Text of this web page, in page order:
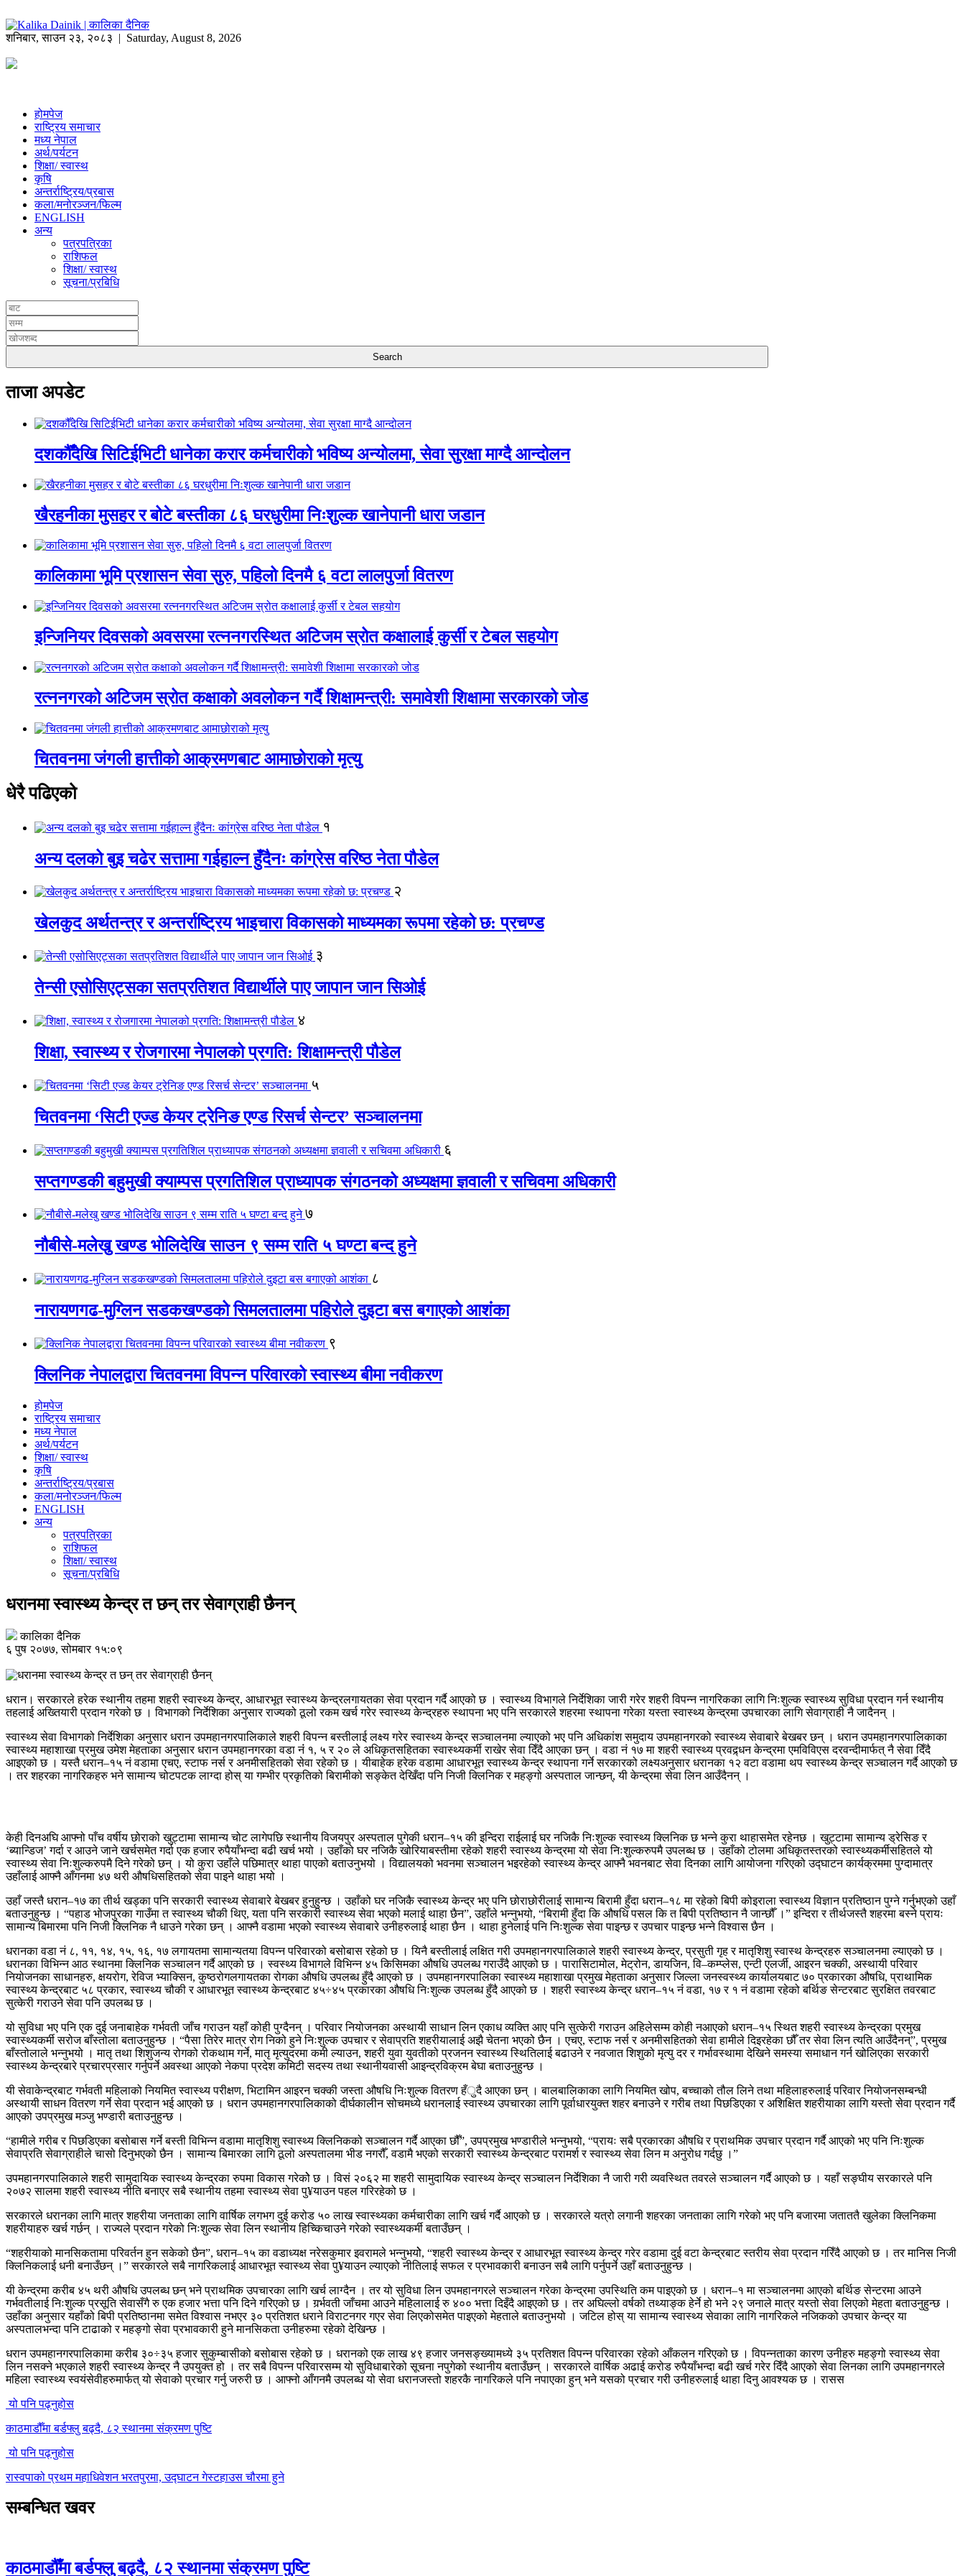
शनिबार,साउन २३, २०८३ | Saturday, August 8, 2026
होमपेज
राष्ट्रिय समाचार
मध्य नेपाल
अर्थ/पर्यटन
शिक्षा/ स्वास्थ
कृषि
अन्तर्राष्ट्रिय/प्रबास
कला/मनोरञ्जन/फिल्म
ENGLISH
अन्य
पत्रपत्रिका
राशिफल
शिक्षा/ स्वास्थ
सूचना/प्रबिधि
ताजा अपडेट
दशकौँदेखि सिटिईभिटी धानेका करार कर्मचारीको भविष्य अन्योलमा, सेवा सुरक्षा माग्दै आन्दोलन
खैरहनीका मुसहर र बोटे बस्तीका ८६ घरधुरीमा निःशुल्क खानेपानी धारा जडान
कालिकामा भूमि प्रशासन सेवा सुरु, पहिलो दिनमै ६ वटा लालपुर्जा वितरण
इन्जिनियर दिवसको अवसरमा रत्ननगरस्थित अटिजम स्रोत कक्षालाई कुर्सी र टेबल सहयोग
रत्ननगरको अटिजम स्रोत कक्षाको अवलोकन गर्दै शिक्षामन्त्री: समावेशी शिक्षामा सरकारको जोड
चितवनमा जंगली हात्तीको आक्रमणबाट आमाछोराको मृत्यु
धेरै पढिएको
१
अन्य दलको बुइ चढेर सत्तामा गईहाल्न हुँदैनः कांग्रेस वरिष्ठ नेता पौडेल
२
खेलकुद अर्थतन्त्र र अन्तर्राष्ट्रिय भाइचारा विकासको माध्यमका रूपमा रहेको छ: प्रचण्ड
३
तेन्सी एसोसिएट्सका सतप्रतिशत विद्यार्थीले पाए जापान जान सिओई
४
शिक्षा, स्वास्थ्य र रोजगारमा नेपालको प्रगति: शिक्षामन्त्री पौडेल
५
चितवनमा ‘सिटी एज्ड केयर ट्रेनिङ एण्ड रिसर्च सेन्टर’ सञ्चालनमा
६
सप्तगण्डकी बहुमुखी क्याम्पस प्रगतिशिल प्राध्यापक संगठनको अध्यक्षमा ज्ञवाली र सचिवमा अधिकारी
७
नौबीसे-मलेखु खण्ड भोलिदेखि साउन ९ सम्म राति ५ घण्टा बन्द हुने
८
नारायणगढ-मुग्लिन सडकखण्डको सिमलतालमा पहिरोले दुइटा बस बगाएको आशंका
९
क्लिनिक नेपालद्वारा चितवनमा विपन्न परिवारको स्वास्थ्य बीमा नवीकरण
होमपेज
राष्ट्रिय समाचार
मध्य नेपाल
अर्थ/पर्यटन
शिक्षा/ स्वास्थ
कृषि
अन्तर्राष्ट्रिय/प्रबास
कला/मनोरञ्जन/फिल्म
ENGLISH
अन्य
पत्रपत्रिका
राशिफल
शिक्षा/ स्वास्थ
सूचना/प्रबिधि
धरानमा स्वास्थ्य केन्द्र त छन् तर सेवाग्राही छैनन्
कालिका दैनिक
६ पुष २०७७, सोमबार १५:०९
धरान। सरकारले हरेक स्थानीय तहमा शहरी स्वास्थ्य केन्द्र, आधारभूत स्वास्थ्य केन्द्रलगायतका सेवा प्रदान गर्दै आएको छ । स्वास्थ्य विभागले निर्देशिका जारी गरेर शहरी विपन्न नागरिकका लागि निःशुल्क स्वास्थ्य सुविधा प्रदान गर्न स्थानीय
तहलाई अख्तियारी प्रदान गरेको छ । विभागको निर्देशिका अनुसार राज्यको ठूलो रकम खर्च गरेर स्वास्थ्य केन्द्रहरु स्थापना भए पनि सरकारले शहरमा स्थापना गरेका यस्ता स्वास्थ्य केन्द्रमा उपचारका लागि सेवाग्राही नै जादैनन् ।
स्वास्थ्य सेवा विभागको निर्देशिका अनुसार धरान उपमहानगरपालिकाले शहरी विपन्न बस्तीलाई लक्ष्य गरेर स्वास्थ्य केन्द्र सञ्चालनमा ल्याएको भए पनि अधिकांश समुदाय उपमहानगरको स्वास्थ्य सेवाबारे बेखबर छन् । धरान उपमहानगरपालिकाका
स्वास्थ्य महाशाखा प्रमुख उमेश मेहताका अनुसार धरान उपमहानगरका वडा नंं १, ५ र २० ले अधिकृतसहितका स्वास्थ्यकर्मी राखेर सेवा दिँदै आएका छन् । वडा नं १७ मा शहरी स्वास्थ्य प्रवद्र्धन केन्द्रमा एमविविएस दरवन्दीमार्फत् नै सेवा दिँदै
आइएको छ । यस्तै धरान–१५ नं वडामा एचए, स्टाफ नर्स र अनमीसहितको सेवा रहेको छ । यीबाहेक हरेक वडामा आधारभूत स्वास्थ्य केन्द्र स्थापना गर्ने सरकारको लक्ष्यअनुसार धरानका १२ वटा वडामा थप स्वास्थ्य केन्द्र सञ्चालन गर्दै आएको छ
। तर शहरका नागरिकहरु भने सामान्य चोटपटक लाग्दा होस् या गम्भीर प्रकृतिको बिरामीको सङ्केत देखिँदा पनि निजी क्लिनिक र महङ्गो अस्पताल जान्छन्, यी केन्द्रमा सेवा लिन आउँदैनन् ।
केही दिनअघि आफ्नो पाँच वर्षीय छोराको खुट्टामा सामान्य चोट लागेपछि स्थानीय विजयपुर अस्पताल पुगेकी धरान–१५ की इन्दिरा राईलाई घर नजिकै निःशुल्क स्वास्थ्य क्लिनिक छ भन्ने कुरा थाहासमेत रहेनछ । खुट्टामा सामान्य ड्रेसिङ र
‘ब्यान्डिज’ गर्दा र आउने जाने खर्चसमेत गर्दा एक हजार रुपैयाँभन्दा बढी खर्च भयो । उहाँको घर नजिकै खोरियाबस्तीमा रहेको शहरी स्वास्थ्य केन्द्रमा यो सेवा निःशुल्करुपमै उपलब्ध छ । उहाँको टोलमा अधिकृतस्तरको स्वास्थ्यकर्मीसहितले यो
स्वास्थ्य सेवा निःशुल्करुपमै दिने गरेको छन् । यो कुरा उहाँले पछिमात्र थाहा पाएको बताउनुभयो । विद्यालयको भवनमा सञ्चालन भइरहेको स्वास्थ्य केन्द्र आफ्नै भवनबाट सेवा दिनका लागि आयोजना गरिएको उद्घाटन कार्यक्रममा पुग्दामात्र
उहाँलाई आफ्नै आँगनमा ४७ थरी औषधिसहितको सेवा पाइने थाहा भयो ।
उहाँ जस्तै धरान–१७ का तीर्थ खड्का पनि सरकारी स्वास्थ्य सेवाबारे बेखबर हुनुहुन्छ । उहाँको घर नजिकै स्वास्थ्य केन्द्र भए पनि छोराछोरीलाई सामान्य बिरामी हुँदा धरान–१८ मा रहेको बिपी कोइराला स्वास्थ्य विज्ञान प्रतिष्ठान पुग्ने गर्नुभएको उहाँ
बताउनुहुन्छ । “पहाड भोजपुरका गाउँमा त स्वास्थ्य चौकी थिए, यता पनि सरकारी स्वास्थ्य सेवा भएको मलाई थाहा छैन”, उहाँले भन्नुभयो, “बिरामी हुँदा कि औषधि पसल कि त बिपी प्रतिष्ठान नै जान्छौँ ।” इन्दिरा र तीर्थजस्तै शहरमा बस्ने प्रायः
सामान्य बिमारमा पनि निजी क्लिनिक नै धाउने गरेका छन् । आफ्नै वडामा भएको स्वास्थ्य सेवाबारे उनीहरुलाई थाहा छैन । थाहा हुनेलाई पनि निःशुल्क सेवा पाइन्छ र उपचार पाइन्छ भन्ने विश्वास छैन ।
धरानका वडा नं ८, ११, १४, १५, १६, १७ लगायतमा सामान्यतया विपन्न परिवारको बसोबास रहेको छ । यिनै बस्तीलाई लक्षित गरी उपमहानगरपालिकाले शहरी स्वास्थ्य केन्द्र, प्रसुती गृह र मातृशिशु स्वास्थ केन्द्रहरु सञ्चालनमा ल्याएको छ ।
धरानका विभिन्न आठ स्थानमा क्लिनिक सञ्चालन गर्दै आएको छ । स्वस्थ्य विभागले विभिन्न ४५ किसिमका औषधि उपलब्ध गराउँदै आएको छ । पारासिटामोल, मेट्रोन, डायजिन, वि–कम्प्लेस, एन्टी एलर्जी, आइरन चक्की, अस्थायी परिवार
नियोजनका साधानहरु, क्षयरोग, रेविज भ्याक्सिन, कुष्ठरोगलगायतका रोगका औषधि उपलब्ध हुँदै आएको छ । उपमहानगरपालिका स्वास्थ्य महाशाखा प्रमुख मेहताका अनुसार जिल्ला जनस्वस्थ्य कार्यालयबाट ७० प्रकारका औषधि, प्राथामिक
स्वास्थ्य केन्द्रबाट ५८ प्रकार, स्वास्थ्य चौकी र आधारभूत स्वास्थ्य केन्द्रबाट ४५÷४५ प्रकारका औषधि निःशुल्क उपलब्ध हुँदै आएको छ । शहरी स्वास्थ्य केन्द्र धरान–१५ नंं वडा, १७ र १ नं वडामा रहेको बर्थिङ सेन्टरबाट सुरक्षित तवरबाट
सुत्केरी गराउने सेवा पनि उपलब्ध छ ।
यो सुविधा भए पनि एक दुई जनाबाहेक गर्भवती जाँच गराउन यहाँ कोही पुग्दैनन् । परिवार नियोजनका अस्थायी साधान लिन एकाध व्यक्ति आए पनि सुत्केरी गराउन अहिलेसम्म कोही नआएको धरान–१५ स्थित शहरी स्वास्थ्य केन्द्रका प्रमुख
स्वास्थ्यकर्मी सरोज बाँस्तोला बताउनुहुन्छ । “पैसा तिरेर मात्र रोग निको हुने निःशुल्क उपचार र सेवाप्रति शहरीयालाई अझै चेतना भएको छैन । एचए, स्टाफ नर्स र अनमीसहितको सेवा हामीले दिइरहेका छौँ तर सेवा लिन त्यति आउँदैनन्”, प्रमुख
बाँस्तोलाले भन्नुभयो । मातृ तथा शिशुजन्य रोगको रोकथाम गर्ने, मातृ मृत्युदरमा कमी ल्याउन, शहरी युवा युवतीको प्रजनन स्वास्थ्य स्थितिलाई बढाउने र नवजात शिशुको मृत्यु दर र गर्भावस्थामा देखिने समस्या समाधान गर्न खोलिएका सरकारी
स्वास्थ्य केन्द्रबारे प्रचारप्रसार गर्नुपर्ने अवस्था आएको नेकपा प्रदेश कमिटी सदस्य तथा स्थानीयवासी आइन्द्रविक्रम बेघा बताउनुहुन्छ ।
यी सेवाकेन्द्रबाट गर्भवती महिलाको नियमित स्वास्थ्य परीक्षण, भिटामिन आइरन चक्की जस्ता औषधि निःशुल्क वितरण हँुदै आएका छन् । बालबालिकाका लागि नियमित खोप, बच्चाको तौल लिने तथा महिलाहरुलाई परिवार नियोजनसम्बन्धी
अस्थायी साधन वितरण गर्ने सेवा प्रदान भई आएको छ । धरान उपमहानगरपालिकाको दीर्घकालीन सोचमध्ये धरानलाई स्वास्थ्य उपचारका लागि पूर्वाधारयुक्त शहर बनाउने र गरीब तथा पिछडिएका र अशिक्षित शहरीयाका लागि यस्तो सेवा प्रदान गर्दै
आएको उपप्रमुख मञ्जु भण्डारी बताउनुहुन्छ ।
“हामीले गरीब र पिछडिएका बसोबास गर्ने बस्ती विभिन्न वडामा मातृशिशु स्वास्थ्य क्लिनिकको सञ्चालन गर्दै आएका छौँ”, उपप्रमुख भण्डारीले भन्नुभयो, “प्रायः सबै प्रकारका औषधि र प्राथमिक उपचार प्रदान गर्दै आएको भए पनि निःशुल्क
सेवाप्रति सेवाग्राहीले चासो दिनुभएको छैन । सामान्य बिमारका लागि ठूलो अस्पतालमा भीड नगरौँ, वडामै भएको सरकारी स्वास्थ्य केन्द्रबाट परामर्श र स्वास्थ्य सेवा लिन म अनुरोध गर्दछु ।”
उपमहानगरपालिकाले शहरी सामुदायिक स्वास्थ्य केन्द्रका रुपमा विकास गरेकोे छ । विसं २०६२ मा शहरी सामुदायिक स्वास्थ्य केन्द्र सञ्चालन निर्देशिका नै जारी गरी व्यवस्थित तवरले सञ्चालन गर्दै आएको छ । यहाँ सङ्घीय सरकारले पनि
२०७२ सालमा शहरी स्वास्थ्य नीति बनाएर सबै स्थानीय तहमा स्वास्थ्य सेवा पु¥याउन पहल गरिरहेको छ ।
सरकारले धरानका लागि मात्र शहरीया जनताका लागि वार्षिक लगभग दुई करोड ५० लाख स्वास्थ्यका कर्मचारीका लागि खर्च गर्दै आएको छ । सरकारले यत्रो लगानी शहरका जनताका लागि गरेको भए पनि बजारमा जताततै खुलेका क्लिनिकमा
शहरीयाहरु खर्च गर्छन् । राज्यले प्रदान गरेको निःशुल्क सेवा लिन स्थानीय हिच्किचाउने गरेको स्वास्थ्यकर्मी बताउँछन् ।
“शहरीयाको मानसिकतामा परिवर्तन हुन सकेको छैन”, धरान–१५ का वडाध्यक्ष नरेसकुमार इवरामले भन्नुभयोे, “शहरी स्वास्थ्य केन्द्र र आधारभूत स्वास्थ्य केन्द्र गरेर वडामा दुई वटा केन्द्रबाट स्तरीय सेवा प्रदान गरिँदै आएको छ । तर मानिस निजी
क्लिनिकलाई धनी बनाउँछन् ।” सरकारले सबै नागरिकलाई आधारभूत स्वास्थ्य सेवा पु¥याउन ल्याएको नीतिलाई सफल र प्रभावकारी बनाउन सबै लागि पर्नुपर्ने उहाँ बताउनुहुन्छ ।
यी केन्द्रमा करीब ४५ थरी औषधि उपलब्ध छन् भने प्राथमिक उपचारका लागि खर्च लाग्दैन । तर यो सुविधा लिन उपमहानगरले सञ्चालन गरेका केन्द्रमा उपस्थिति कम पाइएको छ । धरान–१ मा सञ्चालनमा आएको बर्थिङ सेन्टरमा आउने
गर्भवतीलाई निःशुल्क प्रसूति सेवासँगै रु एक हजार भत्ता पनि दिने गरिएको छ । गर्र्भवती जाँचमा आउने महिलालाई रु ४०० भत्ता दिइँदै आइएको छ । तर अघिल्लो वर्षको तथ्याङ्क हेर्ने हो भने २९ जनाले मात्र यस्तो सेवा लिएको मेहता बताउनुहुन्छ ।
उहाँका अनुसार यहाँको बिपी प्रतिष्ठानमा समेत विश्वास नभएर ३० प्रतिशत धराने विराटनगर गएर सेवा लिएकोसमेत पाइएको मेहताले बताउनुभयो । जटिल होस् या सामान्य स्वास्थ्य सेवाका लागि नागरिकले नजिकको उपचार केन्द्र या
अस्पतालभन्दा पनि टाढाको र महङ्गो सेवा प्रभावकारी हुने मानसिकता उनीहरुमा रहेको देखिन्छ ।
धरान उपमहानगरपालिकामा करीब ३०÷३५ हजार सुकुम्बासीको बसोबास रहेको छ । धरानको एक लाख ४९ हजार जनसङ्ख्यामध्ये ३५ प्रतिशत विपन्न परिवारका रहेको आँकलन गरिएको छ । विपन्नताका कारण उनीहरु महङ्गो स्वास्थ्य सेवा
लिन नसक्ने भएकाले शहरी स्वास्थ्य केन्द्र नै उपयुक्त हो । तर सबै विपन्न परिवारसम्म यो सुविधाबारेको सूचना नपुगेको स्थानीय बताउँछन् । सरकारले वार्षिक अढाई करोड रुपैयाँभन्दा बढी खर्च गरेर दिँदै आएको सेवा लिनका लागि उपमहानगरले
महिला स्वास्थ्य स्वयंसेवीहरुमार्फत् यो सेवाको प्रचार गर्नु जरुरी छ । आफ्नो आँगनमै उपलब्ध यो सेवा धरानजस्तो शहरकै नागरिकले पनि नपाएका हुन् भने यसको प्रचार गरी उनीहरुलाई थाहा दिनु आवश्यक छ । रासस
यो पनि पढ्नुहोस
काठमाडौँमा बर्डफ्लु बढ्दै, ८२ स्थानमा संक्रमण पुष्टि
यो पनि पढ्नुहोस
रास्वपाको प्रथम महाधिवेशन भरतपुरमा, उद्घाटन गेस्टहाउस चौरमा हुने
सम्बन्धित खवर
काठमाडौँमा बर्डफ्लु बढ्दै, ८२ स्थानमा संक्रमण पुष्टि